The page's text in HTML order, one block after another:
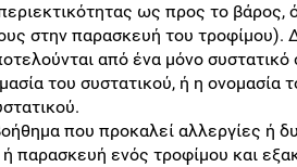
ως προς το
στην παρασκευή του τροφίμου).
από ένα μόνο συστατικό
του συστατικού, ή η ονομασία
που προκαλεί αλλεργίες ή
παρασκευή ενός τροφίμου και